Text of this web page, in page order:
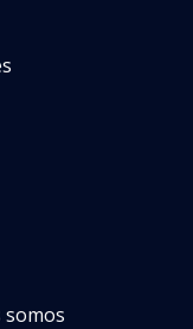
somos